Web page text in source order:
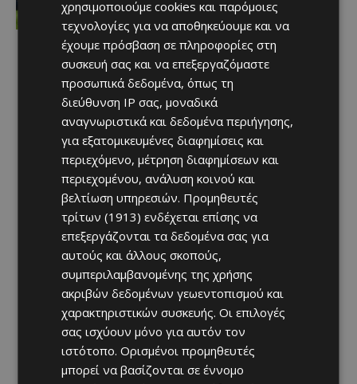
Afentiko - 08/08/2026
χρησιμοποιούμε cookies και παρόμοιες
τεχνολογίες για να αποθηκεύουμε και να
έχουμε πρόσβαση σε πληροφορίες στη
συσκευή σας και να επεξεργαζόμαστε
προσωπικά δεδομένα, όπως τη
διεύθυνση IP σας, μοναδικά
αναγνωριστικά και δεδομένα περιήγησης,
για εξατομικευμένες διαφημίσεις και
περιεχόμενο, μέτρηση διαφημίσεων και
περιεχομένου, ανάλυση κοινού και
βελτίωση υπηρεσιών. Προμηθευτές
τρίτων (1913) ενδέχεται επίσης να
επεξεργάζονται τα δεδομένα σας για
αυτούς και άλλους σκοπούς,
συμπεριλαμβανομένης της χρήσης
ακριβών δεδομένων γεωεντοπισμού και
χαρακτηριστικών συσκευής. Οι επιλογές
σας ισχύουν μόνο για αυτόν τον
ιστότοπο. Ορισμένοι προμηθευτές
μπορεί να βασίζονται σε έννομο